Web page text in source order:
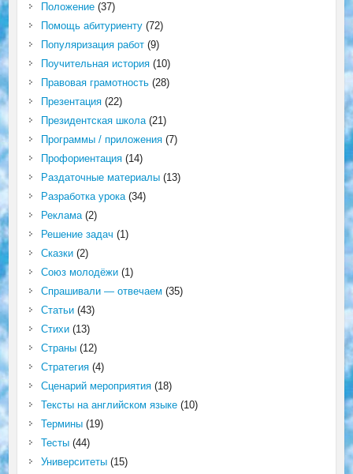
Положение(37)
Помощь абитуриенту(72)
Популяризация работ(9)
Поучительная история(10)
Правовая грамотность(28)
Презентация(22)
Президентская школа(21)
Программы / приложения(7)
Профориентация(14)
Раздаточные материалы(13)
Разработка урока(34)
Реклама(2)
Решение задач (1)
Сказки(2)
Союз молодёжи(1)
Спрашивали — отвечаем (35)
Статьи(43)
Стихи(13)
Страны(12)
Стратегия(4)
Сценарий мероприятия(18)
Тексты на английском языке(10)
Термины(19)
Тесты(44)
Университеты(15)